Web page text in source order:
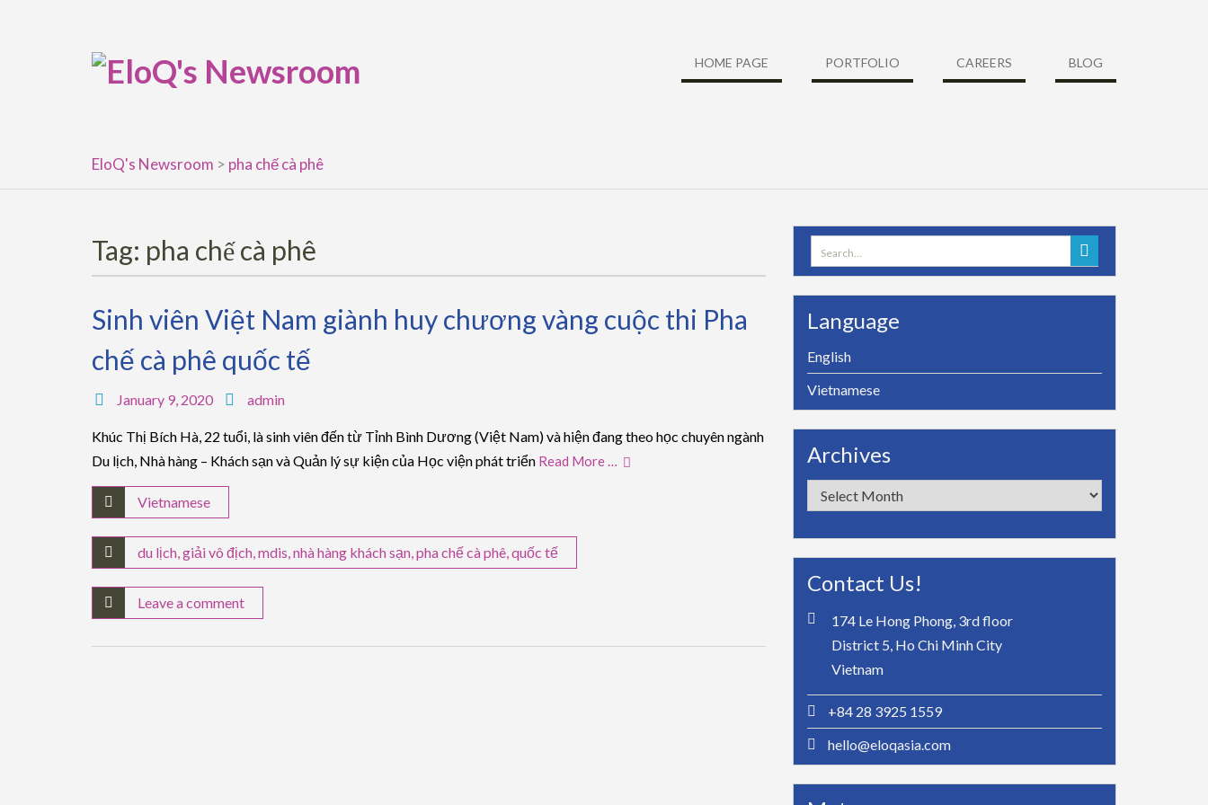
HOME PAGE PORTFOLIO CAREERS BLOG
EloQ's Newsroom > pha chế cà phê
Tag: pha chế cà phê
Sinh viên Việt Nam giành huy chương vàng cuộc thi Pha
chế cà phê quốc tế
January 9, 2020 admin
Khúc Thị Bích Hà, 22 tuổi, là sinh viên đến từ Tỉnh Bình Dương (Việt Nam) và hiện đang theo học chuyên ngành
Du lịch, Nhà hàng – Khách sạn và Quản lý sự kiện của Học viện phát triển Read More …
Vietnamese
du lịch,giải vô địch,mdis,nhà hàng khách sạn,pha chế cà phê,quốc tế
Leave a comment
Search
for:
Language
English
Vietnamese
Archives
Archives
Contact Us!
174 Le Hong Phong, 3rd floor
District 5, Ho Chi Minh City
Vietnam
+84 28 3925 1559
hello@eloqasia.com